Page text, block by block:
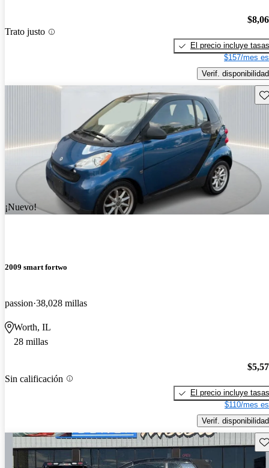
Trato justo
El precio incluye tasas
$157/mes
Verif. disponibilidad
¡Nuevo!
2009 smart fortwo
passion 38,028 millas
Worth, IL
28 millas
Sin calificación
El precio incluye tasas
$110/mes
Verif. disponibilidad